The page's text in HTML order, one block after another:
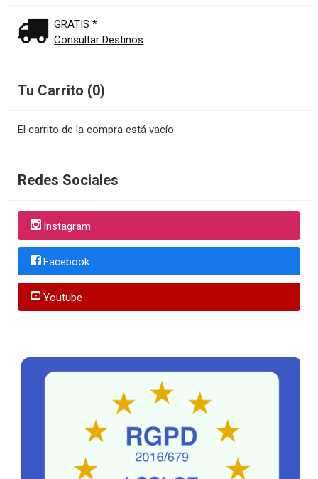
GRATIS *
Consultar Destinos
Tu Carrito (0)
El carrito de la compra está vacío
Redes Sociales
Instagram
Facebook
Youtube